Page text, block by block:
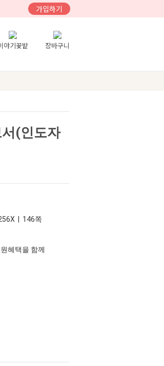
가입하기
야기꽃밭 장바구니
(인도자
| 146쪽
혜택을 함께